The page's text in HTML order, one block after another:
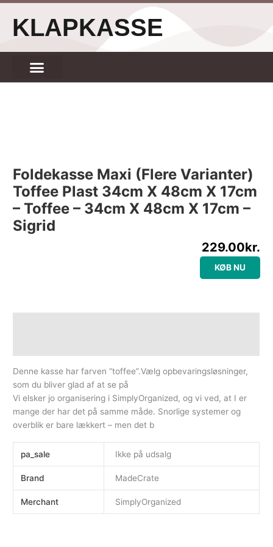
Gå
indholdet
KLAPKASSE
Foldekasse Maxi (flere Varianter)
Toffee Plast 34cm X 48cm X 17cm
– Toffee – 34cm X 48cm X 17cm –
Sigrid
229.00kr.
KØB NU
Denne kasse har farven “toffee”.Vælg opbevaringsløsninger,
som du bliver glad af at se på
Vi elsker jo organisering i SimplyOrganized, og vi ved, at I er
mange der har det på samme måde. Snorlige systemer og
overblik er bare lækkert – men det b
pa_sale Ikke på udsalg
Brand MadeCrate
Merchant SimplyOrganized